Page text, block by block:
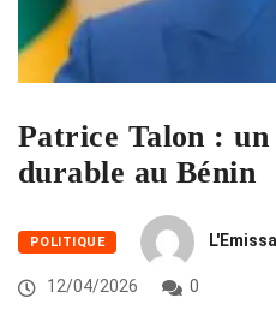
Patrice Talon : un
durable au Bénin
POLITIQUE
12/04/2026 0